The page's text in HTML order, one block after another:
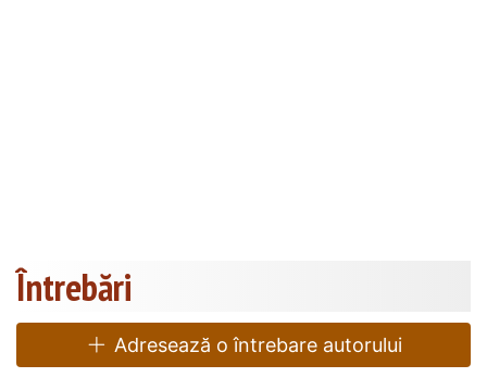
Întrebări
Adresează o întrebare autorului